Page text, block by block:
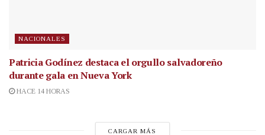
NACIONALES
Patricia Godínez destaca el orgullo salvadoreño
durante gala en Nueva York
HACE 14 HORAS
CARGAR MÁS